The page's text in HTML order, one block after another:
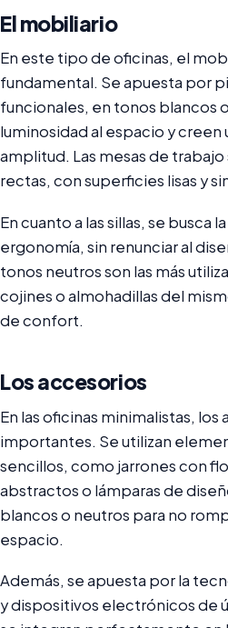
El mobiliario
En este tipo de oficinas, el
fundamental. Se apuesta por
funcionales, en tonos blancos
luminosidad al espacio y creen
amplitud. Las mesas de trabajo
rectas, con superficies lisas y
En cuanto a las sillas, se busca
ergonomía, sin renunciar al
tonos neutros son las más
cojines o almohadillas del
de confort.
Los accesorios
En las oficinas minimalistas,
importantes. Se utilizan
sencillos, como jarrones con
abstractos o lámparas de
blancos o neutros para no
espacio.
Además, se apuesta por la
y dispositivos electrónicos de